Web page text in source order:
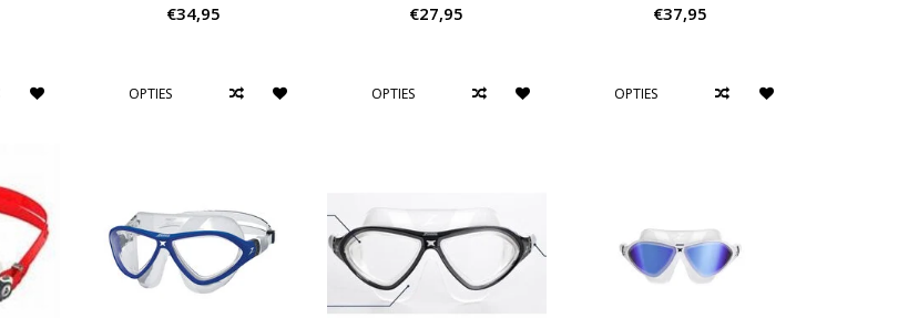
€34,95
OPTIES
€27,95
OPTIES
€37,95
OPTIES